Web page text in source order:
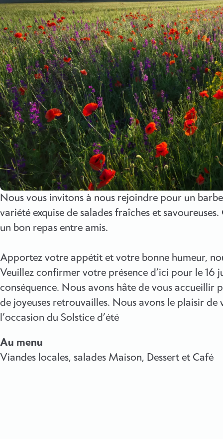
Nous vous invitons à nous rejoindre pour un
variété exquise de salades fraîches et
un bon repas entre amis.
Apportez votre appétit et votre bonne humeur,
Veuillez confirmer votre présence d’ici pour le 16
conséquence. Nous avons hâte de vous accueillir
de joyeuses retrouvailles. Nous avons le plaisir
l’occasion du Solstice d’été
Au menu
Viandes locales, salades Maison, Dessert et Café